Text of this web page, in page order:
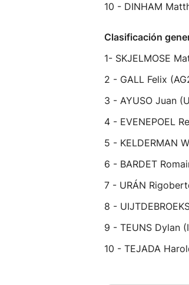
10 - DINHAM
Clasificación
1- SKJELMOSE
2 - GALL Felix
3 - AYUSO Juan
4 - EVENEPOEL
5 - KELDERMAN
6 - BARDET
7 - URÁN
8 -
9 - TEUNS Dylan
10 - TEJADA